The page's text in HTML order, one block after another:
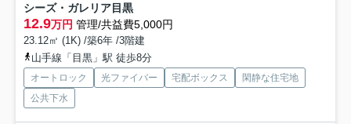
シーズ・ガレリア目黒
12.9万円 管理/共益費5,000円
23.12㎡ (1K) /築6年 /3階建
山手線「目黒」駅 徒歩8分
オートロック 光ファイバー 宅配ボックス
閑静な住宅地
公共下水